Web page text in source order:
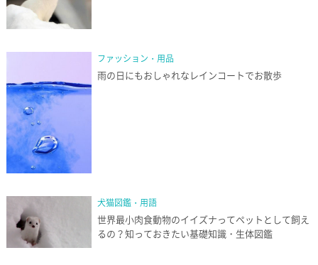
ファッション・用品
雨の日にもおしゃれなレインコートでお散歩
犬猫図鑑・用語
世界最小肉食動物のイイズナってペットとして飼え
るの？知っておきたい基礎知識・生体図鑑